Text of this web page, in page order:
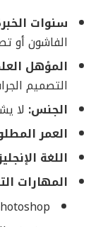
سنوات
الفاشون أو
المؤهل
التصميم
الجنس: لا
العمر
اللغة
المهارات